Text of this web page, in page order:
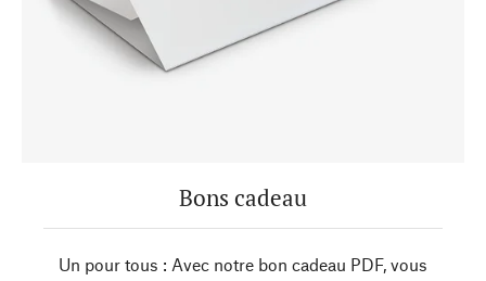
Bons cadeau
Un pour tous : Avec notre bon cadeau PDF, vous